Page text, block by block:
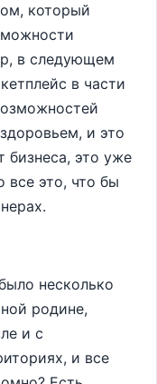
который
в следующем
в части
и это
бизнеса, это уже
все это, что бы
несколько
родине,
и с
и все